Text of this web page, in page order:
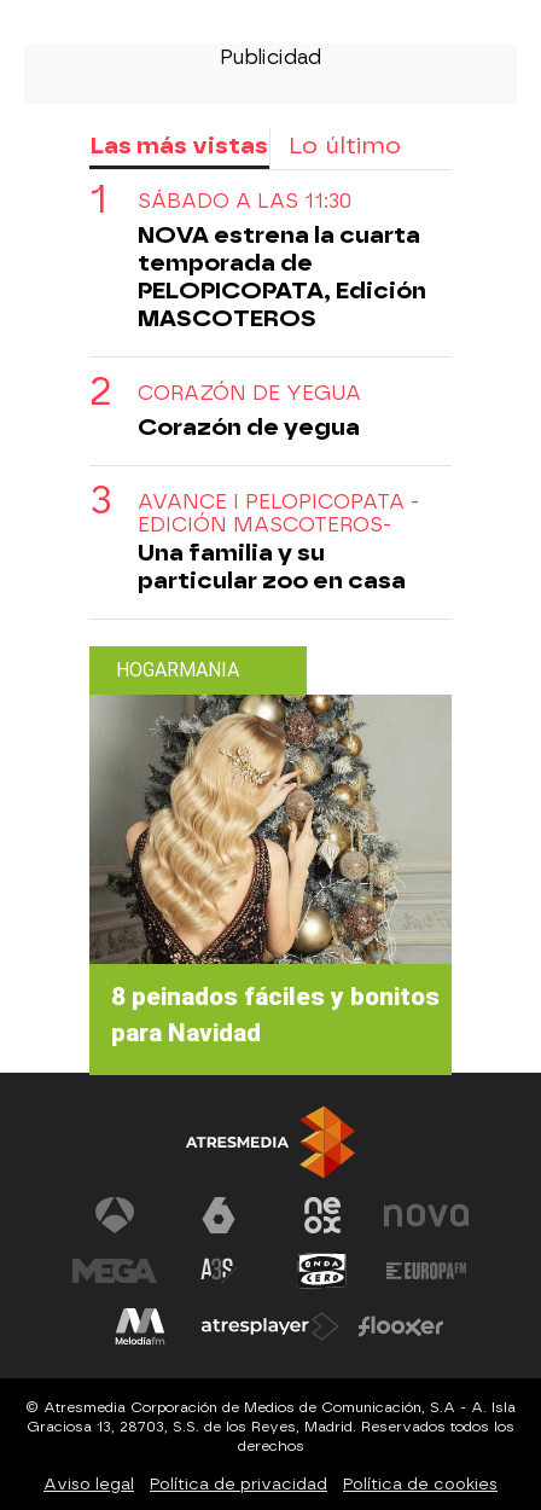
Las más vistas Lo último
SÁBADO A LAS 11:30
NOVA estrena la cuarta
temporada de
PELOPICOPATA, Edición
MASCOTEROS
CORAZÓN DE YEGUA
Corazón de yegua
AVANCE I PELOPICOPATA -
EDICIÓN MASCOTEROS-
Una familia y su
particular zoo en casa
HOGARMANIA
8 peinados fáciles y bonitos
para Navidad
© Atresmedia Corporación de Medios de Comunicación, S.A - A. Isla
Graciosa 13, 28703, S.S. de los Reyes, Madrid. Reservados todos los
derechos
Aviso legal Política de privacidad Política de cookies